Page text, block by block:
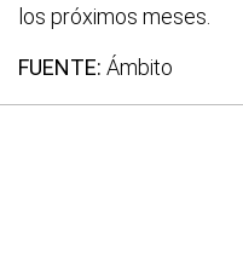
los próximos meses.
FUENTE: Ámbito